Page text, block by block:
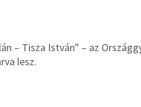
– Tisza István" – az
lesz.